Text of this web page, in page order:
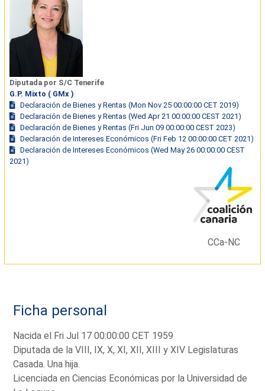
Diputada por S/C Tenerife
G.P. Mixto ( GMx )
Declaración de Bienes y Rentas (Mon Nov 25 00:00:00 CET 2019)
Declaración de Bienes y Rentas (Wed Apr 21 00:00:00 CEST 2021)
Declaración de Bienes y Rentas (Fri Jun 09 00:00:00 CEST 2023)
Declaración de Intereses Económicos (Fri Feb 12 00:00:00 CET 2021)
Declaración de Intereses Económicos (Wed May 26 00:00:00 CEST
2021)
CCa-NC
Ficha personal
Nacida el Fri Jul 17 00:00:00 CET 1959
Diputada de la VIII, IX, X, XI, XII, XIII y XIV Legislaturas
Casada. Una hija.
Licenciada en Ciencias Económicas por la Universidad de